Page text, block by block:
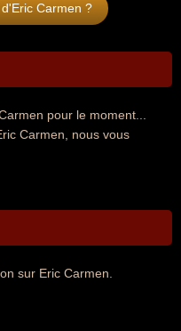
Carmen ?
pour le moment...
Carmen, nous vous
sur Eric Carmen.